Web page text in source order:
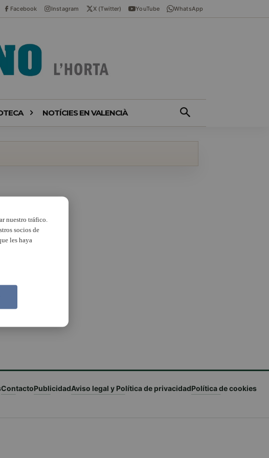
Facebook Instagram X (Twitter) YouTube WhatsApp
NOTÍCIES EN VALENCIÀ
ContactoPublicidadAviso legal y Política de privacidadPolítica de cookies
nuestro tráfico.
socios de
les haya